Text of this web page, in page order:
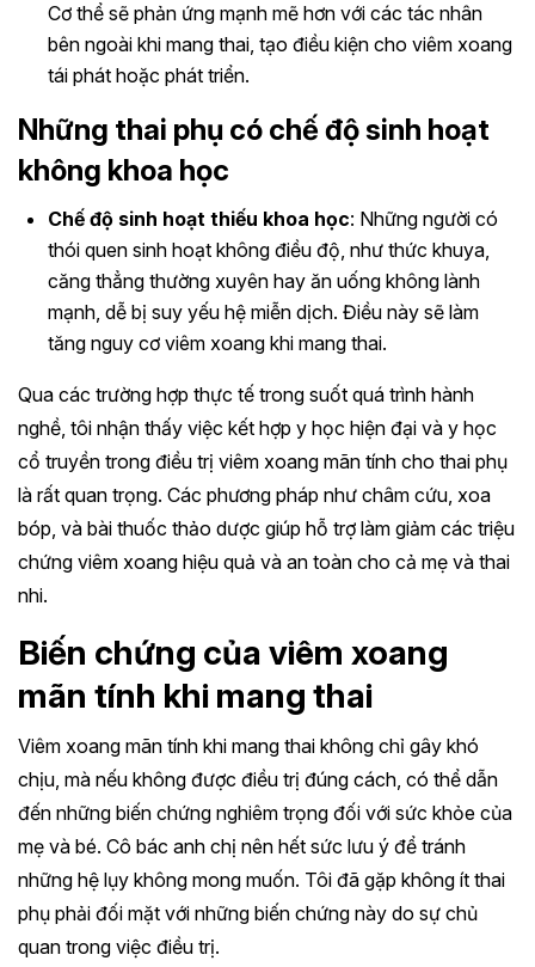
Cơ thể sẽ phản ứng mạnh mẽ hơn với các tác nhân
bên ngoài khi mang thai, tạo điều kiện cho viêm xoang
tái phát hoặc phát triển.
Những thai phụ có chế độ sinh hoạt
không khoa học
Chế độ sinh hoạt thiếu khoa học: Những người có
thói quen sinh hoạt không điều độ, như thức khuya,
căng thẳng thường xuyên hay ăn uống không lành
mạnh, dễ bị suy yếu hệ miễn dịch. Điều này sẽ làm
tăng nguy cơ viêm xoang khi mang thai.
Qua các trường hợp thực tế trong suốt quá trình hành
nghề, tôi nhận thấy việc kết hợp y học hiện đại và y học
cổ truyền trong điều trị viêm xoang mãn tính cho thai phụ
là rất quan trọng. Các phương pháp như châm cứu, xoa
bóp, và bài thuốc thảo dược giúp hỗ trợ làm giảm các triệu
chứng viêm xoang hiệu quả và an toàn cho cả mẹ và thai
nhi.
Biến chứng của viêm xoang
mãn tính khi mang thai
Viêm xoang mãn tính khi mang thai không chỉ gây khó
chịu, mà nếu không được điều trị đúng cách, có thể dẫn
đến những biến chứng nghiêm trọng đối với sức khỏe của
mẹ và bé. Cô bác anh chị nên hết sức lưu ý để tránh
những hệ lụy không mong muốn. Tôi đã gặp không ít thai
phụ phải đối mặt với những biến chứng này do sự chủ
quan trong việc điều trị.